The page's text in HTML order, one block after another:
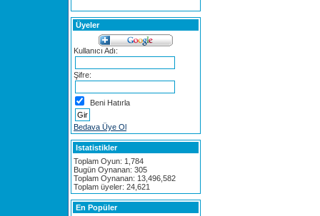
Üyeler
Kullanıcı Adı:
Şifre:
Beni Hatırla
Bedava Üye Ol
Istatistikler
Toplam Oyun: 1,784
Bugün Oynanan: 305
Toplam Oynanan: 13,496,582
Toplam üyeler: 24,621
En Popüler